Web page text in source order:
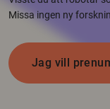
Missa ingen ny
Jag vill